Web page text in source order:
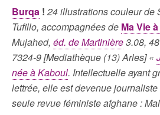
Burqa ! 24 illustrations couleur de
Tufillo, accompagnées de Ma Vie
Mujahed, éd. de Martinière3.08,
7324-9 [Mediathèque (13) Arles] «
née à Kaboul. Intellectuelle ayant
lettrée, elle est devenue
seule revue féministe afghane :